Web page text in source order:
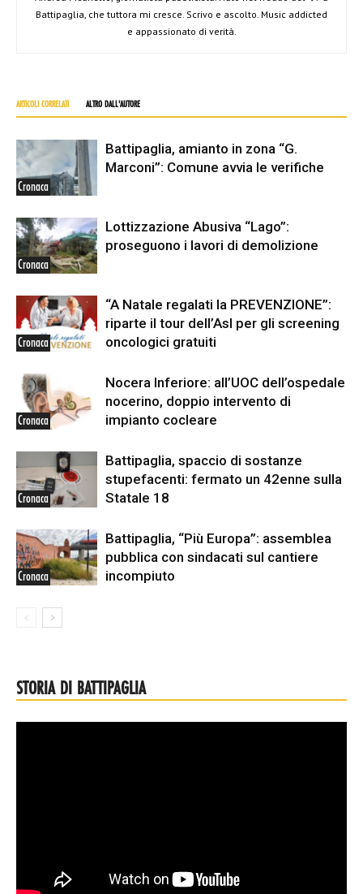
Battipaglia, che tuttora mi cresce. Scrivo e ascolto. Music addicted
e appassionato di verità.
ARTICOLI CORRELATI ALTRO DALL'AUTORE
Cronaca
Battipaglia, amianto in zona “G.
Marconi”: Comune avvia le verifiche
Cronaca
Lottizzazione Abusiva “Lago”:
proseguono i lavori di demolizione
Cronaca
“A Natale regalati la PREVENZIONE”:
riparte il tour dell’Asl per gli screening
oncologici gratuiti
Cronaca
Nocera Inferiore: all’UOC dell’ospedale
nocerino, doppio intervento di
impianto cocleare
Cronaca
Battipaglia, spaccio di sostanze
stupefacenti: fermato un 42enne sulla
Statale 18
Cronaca
Battipaglia, “Più Europa”: assemblea
pubblica con sindacati sul cantiere
incompiuto
STORIA DI BATTIPAGLIA